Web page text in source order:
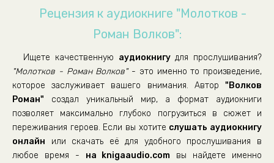
20_Molotkov_Outro
Рецензия к аудиокниге "Молотков -
Роман Волков":
Ищете качественную аудиокнигудля прослушивания?
"Молотков - Роман Волков"- это именно то произведение,
которое заслуживает вашего внимания. Автор "Волков
Роман" создал уникальный мир, а формат аудиокниги
позволяет максимально глубоко погрузиться в сюжет и
переживания героев. Если вы хотите слушать аудиокнигу
онлайн или скачать её для удобного прослушивания в
любое время - на knigaaudio.com вы найдете именно